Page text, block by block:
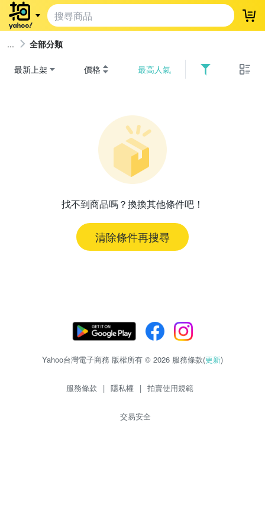
登
全部分類
最新上架 價格 最高人氣
找不到商品嗎？換換其他條件吧！
清除條件再搜尋
Yahoo台灣電子商務 版權所有 © 2026 服務條款(更新)
服務條款 | 隱私權 | 拍賣使用規範
交易安全